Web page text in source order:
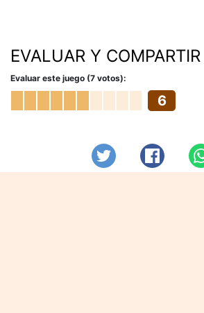
EVALUAR Y COMPARTIR
Evaluar este juego (7 votos):
6